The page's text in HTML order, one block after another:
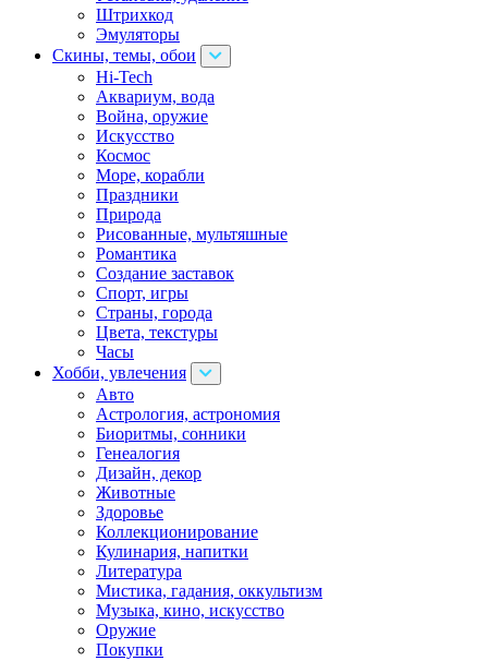
Штрихкод
Эмуляторы
Скины, темы, обои
Hi-Tech
Аквариум, вода
Война, оружие
Искусство
Космос
Море, корабли
Праздники
Природа
Рисованные, мультяшные
Романтика
Создание заставок
Спорт, игры
Страны, города
Цвета, текстуры
Часы
Хобби, увлечения
Авто
Астрология, астрономия
Биоритмы, сонники
Генеалогия
Дизайн, декор
Животные
Здоровье
Коллекционирование
Кулинария, напитки
Литература
Мистика, гадания, оккультизм
Музыка, кино, искусство
Оружие
Покупки